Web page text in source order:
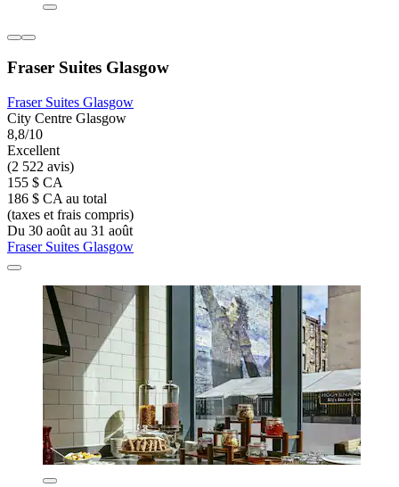
Fraser Suites Glasgow
Fraser Suites Glasgow
City Centre Glasgow
8,8/10
Excellent
(2 522 avis)
155 $ CA
186 $ CA au total
(taxes et frais compris)
Du 30 août au 31 août
Fraser Suites Glasgow